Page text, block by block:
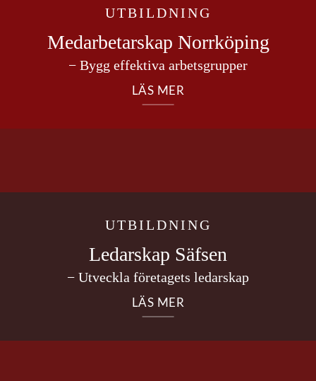
UTBILDNING
Medarbetarskap Norrköping
− Bygg effektiva arbetsgrupper
LÄS MER
UTBILDNING
Ledarskap Säfsen
− Utveckla företagets ledarskap
LÄS MER